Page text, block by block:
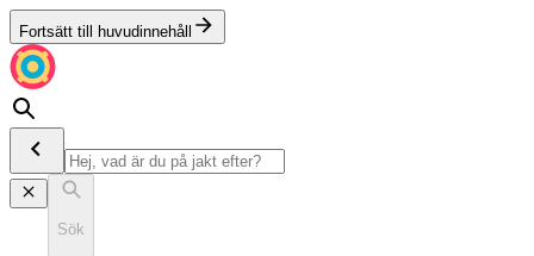
Fortsätt till huvudinnehåll
Sök